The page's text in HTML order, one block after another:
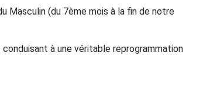
Masculin (du 7ème mois à la fin de notre
à une véritable reprogrammation